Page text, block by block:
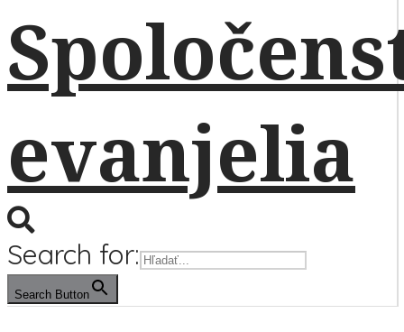
Search for:
Search Button